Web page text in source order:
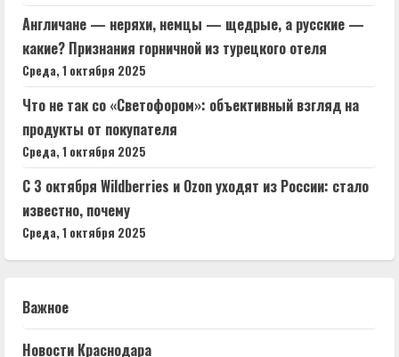
Англичане — неряхи, немцы — щедрые, а русские —
какие? Признания горничной из турецкого отеля
Среда, 1 октября 2025
Что не так со «Светофором»: объективный взгляд на
продукты от покупателя
Среда, 1 октября 2025
С 3 октября Wildberries и Ozon уходят из России: стало
известно, почему
Среда, 1 октября 2025
Важное
Новости Краснодара